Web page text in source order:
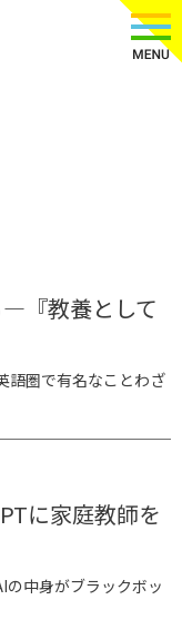
『教養として
語圏で有名なことわざ
に家庭教師を
中身がブラックボッ